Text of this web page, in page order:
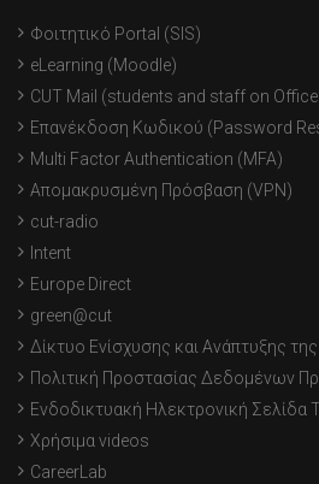
Φοιτητικό Portal (SIS)
eLearning (Moodle)
CUT Mail (students and staff on
Επανέκδοση Κωδικού (Password
Multi Factor Authentication (MFA)
Απομακρυσμένη Πρόσβαση (VPN)
cut-radio
Intent
Europe Direct
green@cut
Δίκτυο Ενίσχυσης και Ανάπτυξης
Πολιτική Προστασίας Δεδομένων
Ενδοδικτυακή Ηλεκτρονική Σελίδα
Χρήσιμα videos
CareerLab